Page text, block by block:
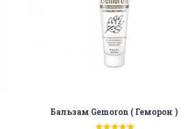
Бальзам Gemoron ( Геморон )